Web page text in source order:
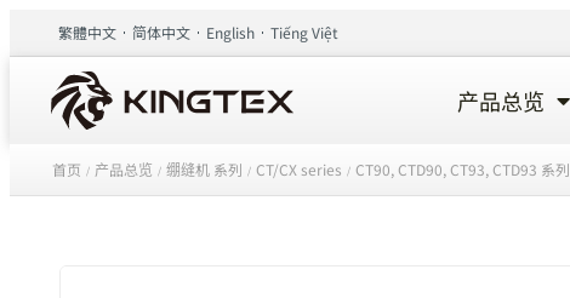
繁體中文 简体中文 English Tiếng Việt
产品总览
首页 / 产品总览 / 绷缝机 系列 / CT/CX series / CT90, CTD90, CT93, CTD93 系列